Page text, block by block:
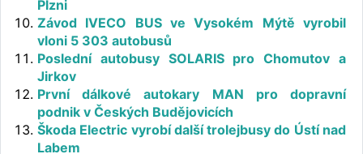
Plzni
Závod IVECO BUS ve Vysokém Mýtě vyrobil
vloni 5 303 autobusů
Poslední autobusy SOLARIS pro Chomutov a
Jirkov
První dálkové autokary MAN pro dopravní
podnik v Českých Budějovicích
Škoda Electric vyrobí další trolejbusy do Ústí nad
Labem